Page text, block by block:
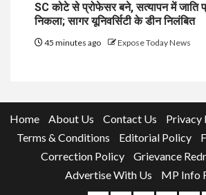
SC कोटे से प्रोफेसर बने, सत्यापन में जाति
निकला; सागर यूनिवर्सिटी के डीन निलंबित
45 minutes ago Expose Today News
Home About Us Contact Us Privacy
Terms & Conditions
Editorial Policy
Correction Policy
Grievance
Advertise With Us
MP Info